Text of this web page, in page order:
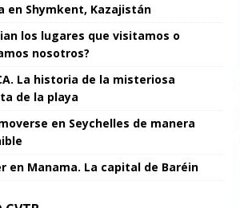
en Shymkent, Kazajistán
los lugares que visitamos o
nosotros?
La historia de la misteriosa
de la playa
en Seychelles de manera
en Manama. La capital de Baréin